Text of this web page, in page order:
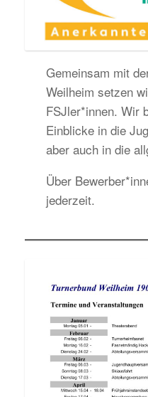
Gemeinsam mit
Weilheim setzen
FSJler*innen. Wir
Einblicke in die
aber auch in die
Über
jederzeit.